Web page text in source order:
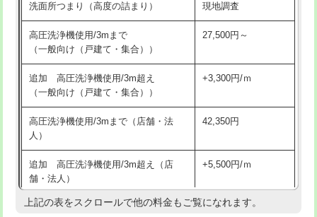
バスタブ設置 現場見積
追加人工 16,500円
廃棄・処分
※給水管工事は20mmまでの価格です。
給水管工事※（ホール加工) 16,500円
給水管工事※（バンド止め)
給水管工事※（支持金具設置) 5,500円
給水管工事※（保温材使用（バンド止
め込み）)
5,500円
給水管工事※（土の掘削・埋め戻し作
業)
11,000円
給水管工事※（塩ビ管（VP・HI）使
用/3ｍまで)
洗面所つまり（高度の詰まり） 現地調査
高圧洗浄機使用/3mまで
（一般向け（戸建て・集合））
27,500円～
追加 高圧洗浄機使用/3m超え
（一般向け（戸建て・集合））
+3,300円/ｍ
高圧洗浄機使用/3mまで（店舗・法
人）
42,350円
追加 高圧洗浄機使用/3m超え（店
舗・法人）
+5,500円/ｍ
高度高圧洗浄換 現地調査
上記の表をスクロールで他の料金もご覧になれます。